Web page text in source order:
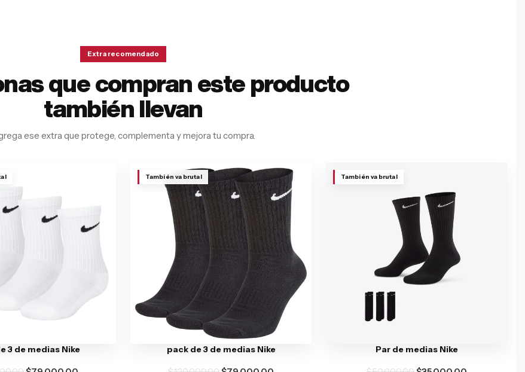
Extra recomendado
que compran este producto
también llevan
ese extra que protege, complementa y mejora tu compra.
3 de medias Nike
También va brutal
pack de 3 de medias Nike
También va brutal
Par de medias Nike